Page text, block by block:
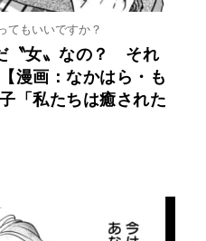
もいいですか？
〝女〟なの？ それ
漫画：なかはら・も
「私たちは癒された